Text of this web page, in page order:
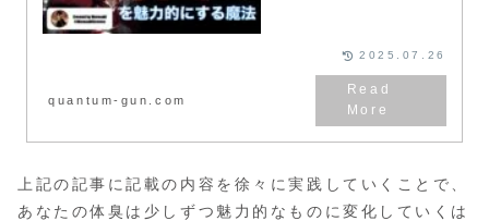
quantum-gun.com
2025.07.26
上記の記事に記載の内容を徐々に実践していくことで、
あなたの体臭は少しずつ魅力的なものに変化していくは